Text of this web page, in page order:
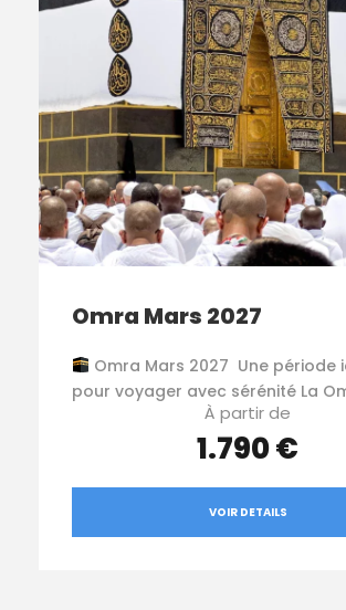
Omra Mars 2027
Omra Mars 2027 Une période
pour voyager avec sérénité La
À partir de
1.790 €
VOIR DETAILS